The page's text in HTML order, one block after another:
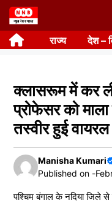
Skip
to
content राज्य देश –
क्लासरूम में कर
प्रोफेसर को
तस्वीर हुई
Manisha Kumari
Published on -
पश्चिम बंगाल के नदिया जिले